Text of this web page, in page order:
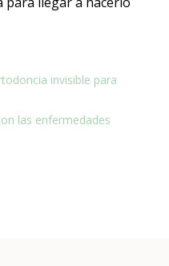
invisible para
las enfermedades